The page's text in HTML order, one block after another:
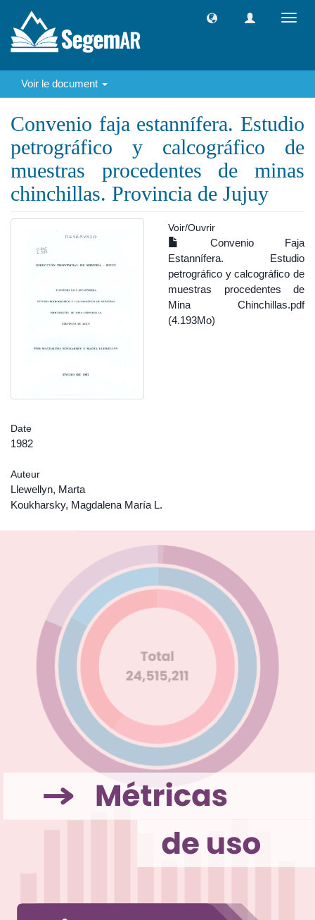
Voir le document
Convenio faja estannífera. Estudio
petrográfico y calcográfico de
muestras procedentes de minas
chinchillas. Provincia de Jujuy
Voir/Ouvrir
Convenio Faja
Estannífera. Estudio
petrográfico y calcográfico de
muestras procedentes de
Mina Chinchillas.pdf
(4.193Mo)
Date
1982
Auteur
Llewellyn, Marta
Koukharsky, Magdalena María L.